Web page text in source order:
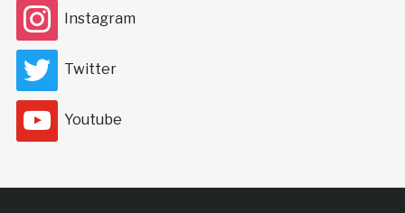
Instagram
Twitter
Youtube